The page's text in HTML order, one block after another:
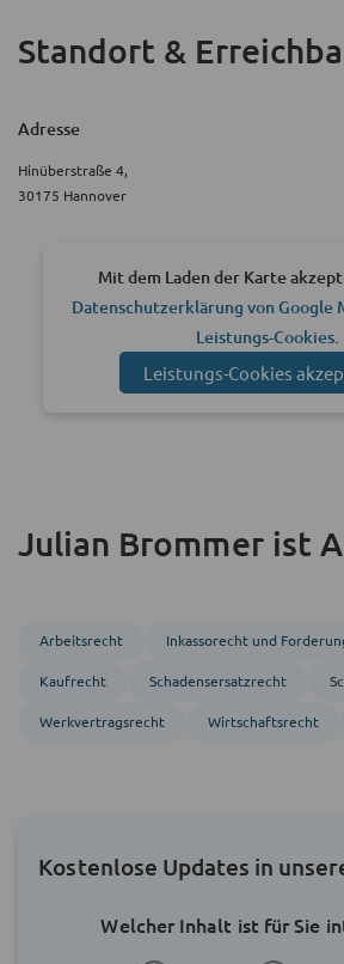
Standort &
Adresse
Hinüberstraße 4,
30175 Hannover
Mit dem Laden der Karte
Datenschutzerklärung von Google
Leistungs-Cookies
Leistungs-Cookies
Julian Brommer ist
Arbeitsrecht Inkasso­recht und
Kaufrecht Schadensersatzrecht
Werk­vertrags­recht Wirtschaftsrecht
Kostenlose Updates in
Welcher Inhalt ist für Sie